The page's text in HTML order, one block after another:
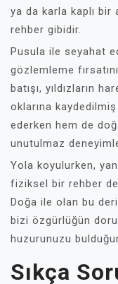
ya da karla kaplı bir
rehber gibidir.
Pusula ile seyahat
gözlemleme
batışı, yıldızların
oklarına
ederken hem de
unutulmaz
Yola koyulurken,
fiziksel bir rehber
Doğa ile olan bu
bizi özgürlüğün
huzurunuzu
Sıkça